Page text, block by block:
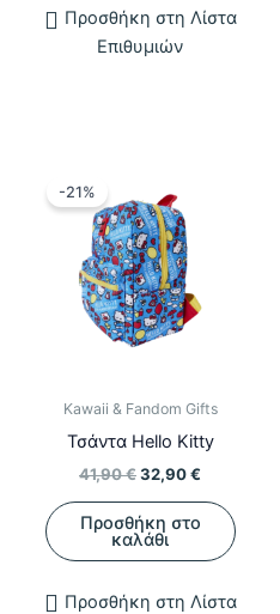
Προσθήκη στη Λίστα
Επιθυμιών
-21%
Kawaii & Fandom Gifts
Τσάντα Hello Kitty
41,90€Original
was:
41,90 €.
32,90€
τιμή
είναι:
32,90 €.
Προσθήκη στο
καλάθι
Προσθήκη στη Λίστα